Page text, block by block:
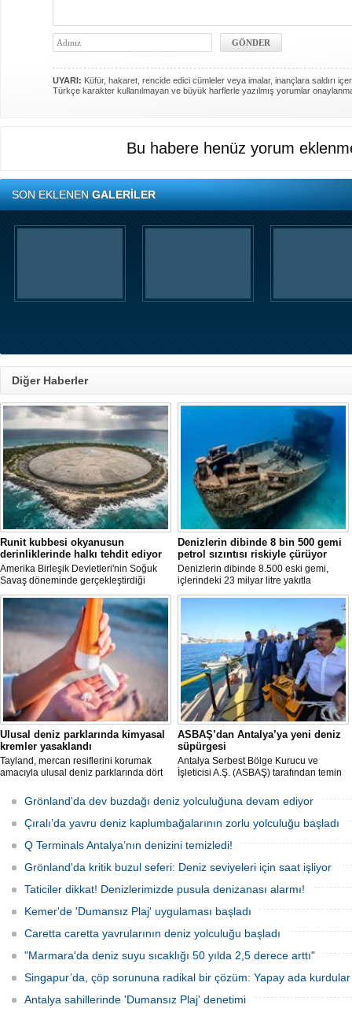
UYARI: Küfür, hakaret, rencide edici cümleler veya imalar, inançlara saldırı
Türkçe karakter kullanılmayan ve büyük harflerle yazılmış yorumlar
Bu habere henüz yorum
SON EKLENENGALERİLER
Diğer Haberler
Runit kubbesi okyanusun
derinliklerinde halkı tehdit ediyor
Amerika Birleşik Devletleri'nin Soğuk
Savaş döneminde gerçekleştirdiği
nükleer testlerin ardından kalan
radyoaktif atıkların üzerini kapatan Runit
Kubbesi, çevresel riskler ve deniz
seviyesindeki yükselmeler nedeniyle
tartışma konusu olmaya devam ediyor.
Denizlerin dibinde 8 bin 500 gemi
petrol sızıntısı riskiyle çürüyor
Denizlerin dibinde 8.500 eski gemi,
içlerindeki 23 milyar litre yakıtla
paslanıyor. Bilim insanları, bu
deniz ekosistemleri için büyük bir tehdit
oluşturduğunu belirtiyor.
Ulusal deniz parklarında kimyasal
kremler yasaklandı
Tayland, mercan resiflerini korumak
amacıyla ulusal deniz parklarında dört
kremlerinin kullanımını resmen
yasakladı.
ASBAŞ’dan Antalya’ya yeni deniz
süpürgesi
Antalya Serbest Bölge Kurucu ve
İşleticisi A.Ş. (ASBAŞ) tarafından temin
ve liman temizliği çalışmalarında aktif
olarak kullanılmaya başlandı.
Grönland'da dev buzdağı deniz yolculuğuna devam ediyor
Çıralı’da yavru deniz kaplumbağalarının zorlu yolculuğu başladı
Q Terminals Antalya’nın denizini temizledi!
Grönland'da kritik buzul seferi: Deniz seviyeleri için saat işliyor
Taticiler dikkat! Denizlerimizde pusula denizanası alarmı!
Kemer'de 'Dumansız Plaj' uygulaması başladı
Caretta caretta yavrularının deniz yolculuğu başladı
"Marmara'da deniz suyu sıcaklığı 50 yılda 2,5 derece arttı"
Singapur’da, çöp sorununa radikal bir çözüm: Yapay ada kurdular
Antalya sahillerinde 'Dumansız Plaj' denetimi